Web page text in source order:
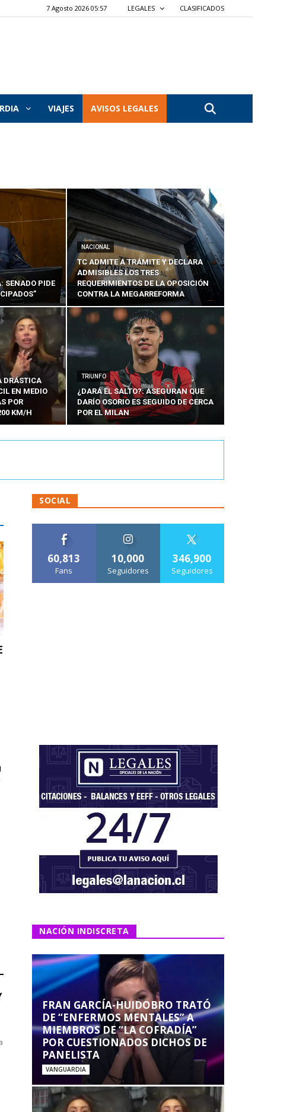
7 Agosto 2026 05:57 LEGALES CLASIFICADOS
VIAJES AVISOS LEGALES
SENADO PIDE
NACIONAL
TC ADMITE A TRÁMITE Y DECLARA
ADMISIBLES LOS TRES
REQUERIMIENTOS DE LA OPOSICIÓN
CONTRA LA MEGARREFORMA
DRÁSTICA
EN MEDIO
POR
KM/H
TRIUNFO
¿DARÁ EL SALTO?: ASEGURAN QUE
DARÍO OSORIO ES SEGUIDO DE CERCA
POR EL MILAN
SOCIAL
60,813
Fans
10,000
Seguidores
346,900
Seguidores
NACIÓN INDISCRETA
FRAN GARCÍA-HUIDOBRO TRATÓ
DE “ENFERMOS MENTALES” A
MIEMBROS DE “LA COFRADÍA”
POR CUESTIONADOS DICHOS DE
PANELISTA
VANGUARDIA